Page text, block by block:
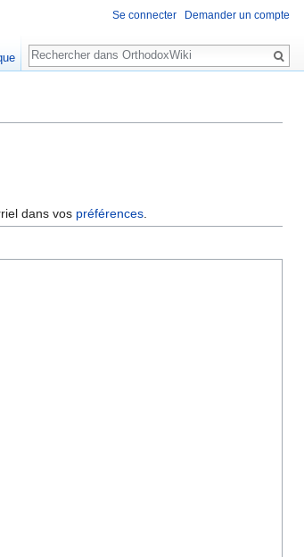
dans vos préférences
Se connecter Demander un compte
Rechercher